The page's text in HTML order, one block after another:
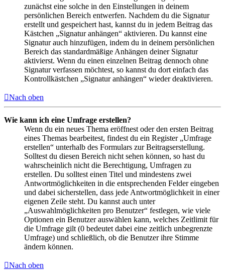
zunächst eine solche in den Einstellungen in deinem
persönlichen Bereich entwerfen. Nachdem du die Signatur
erstellt und gespeichert hast, kannst du in jedem Beitrag das
Kästchen „Signatur anhängen“ aktivieren. Du kannst eine
Signatur auch hinzufügen, indem du in deinem persönlichen
Bereich das standardmäßige Anhängen deiner Signatur
aktivierst. Wenn du einen einzelnen Beitrag dennoch ohne
Signatur verfassen möchtest, so kannst du dort einfach das
Kontrollkästchen „Signatur anhängen“ wieder deaktivieren.
Nach oben
Wie kann ich eine Umfrage erstellen?
Wenn du ein neues Thema eröffnest oder den ersten Beitrag
eines Themas bearbeitest, findest du ein Register „Umfrage
erstellen“ unterhalb des Formulars zur Beitragserstellung.
Solltest du diesen Bereich nicht sehen können, so hast du
wahrscheinlich nicht die Berechtigung, Umfragen zu
erstellen. Du solltest einen Titel und mindestens zwei
Antwortmöglichkeiten in die entsprechenden Felder eingeben
und dabei sicherstellen, dass jede Antwortmöglichkeit in einer
eigenen Zeile steht. Du kannst auch unter
„Auswahlmöglichkeiten pro Benutzer“ festlegen, wie viele
Optionen ein Benutzer auswählen kann, welches Zeitlimit für
die Umfrage gilt (0 bedeutet dabei eine zeitlich unbegrenzte
Umfrage) und schließlich, ob die Benutzer ihre Stimme
ändern können.
Nach oben